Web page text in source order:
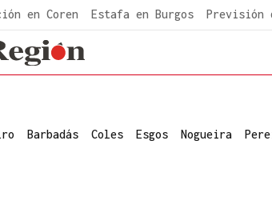
en Coren Estafa en Burgos Previsión
Barbadás Coles Esgos Nogueira